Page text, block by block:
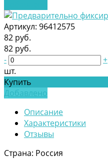
Артикул: 96412575
82 руб.
82 руб.
-
+
шт.
Купить
Добавлено
Описание
Характеристики
Отзывы
Страна: Россия